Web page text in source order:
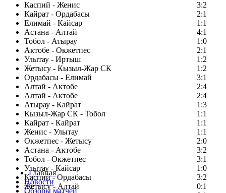
Каспий - Женис
3:2
Кайрат - Ордабасы
2:1
Елимай - Кайсар
1:1
Астана - Алтай
4:1
Тобол - Атырау
1:0
Актобе - Окжетпес
2:1
Улытау - Иртыш
1:2
Жетысу - Кызыл-Жар СК
1:2
Ордабасы - Елимай
3:1
Алтай - Актобе
2:4
Алтай - Актобе
2:4
Атырау - Кайрат
1:3
Кызыл-Жар СК - Тобол
1:1
Кайрат - Кайрат
1:1
Женис - Улытау
1:1
Окжетпес - Жетысу
2:0
Астана - Актобе
3:2
Тобол - Окжетпес
3:1
Улытау - Кайсар
1:0
Каспий - Ордабасы
3:2
Жетысу - Алтай
0:1
Главная
Новости
Обзоры матчей